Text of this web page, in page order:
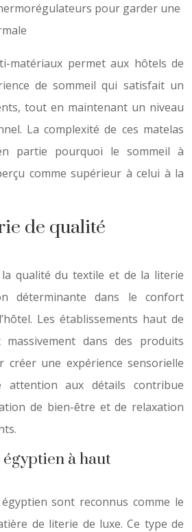
pour garder une
matériaux permet aux hôtels de
de sommeil qui satisfait un
tout en maintenant un niveau
La complexité de ces matelas
partie pourquoi le sommeil à
comme supérieur à celui à la
de qualité
la qualité du textile et de la literie
déterminante dans le confort
Les établissements haut de
massivement dans des produits
créer une expérience sensorielle
attention aux détails contribue
de bien-être et de relaxation
à haut
sont reconnus comme le
de literie de luxe. Ce type de